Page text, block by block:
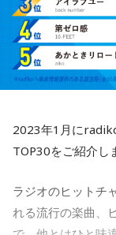
2023年1月に
TOP30をご紹介し
ラジオのヒットチ
れる流行の楽曲、